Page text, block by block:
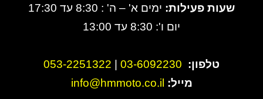
שעות פעילות: ימים א' – ה' : 8:30 עד 17:30
יום ו': 8:30 עד 13:00
טלפון: 03-6092230
053-2251322
מייל: info@hmmoto.co.il